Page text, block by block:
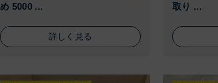
め 5000 ...
詳しく見る
取り ...